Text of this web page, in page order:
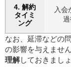
4. 解約
タイミ
ング
入会
なお、延滞などの
の影響を与えません
理解しておきましょ